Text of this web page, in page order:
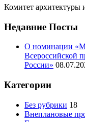
Комитет архитектуры
Недавние Посты
О номинации
Всероссийской
России»
Категории
Без рубрики 18
Внеплановые